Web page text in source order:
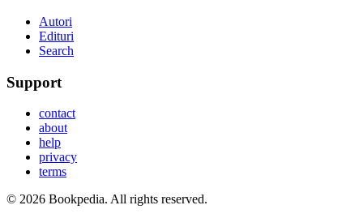
Autori
Edituri
Search
Support
contact
about
help
privacy
terms
© 2026 Bookpedia. All rights reserved.